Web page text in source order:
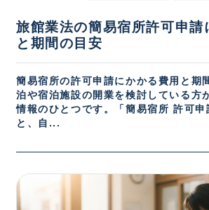
旅館業法の簡易宿所許可申請
と期間の目安
簡易宿所の許可申請にかかる費用と期
泊や宿泊施設の開業を検討している方
情報のひとつです。「簡易宿所 許可申
と、自...